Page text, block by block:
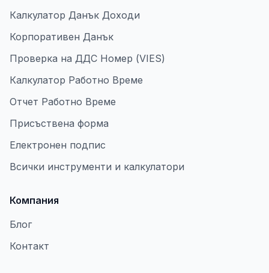
Калкулатор Данък Доходи
Корпоративен Данък
Проверка на ДДС Номер (VIES)
Калкулатор Работно Време
Отчет Работно Време
Присъствена форма
Електронен подпис
Всички инструменти и калкулатори
Компания
Блог
Контакт